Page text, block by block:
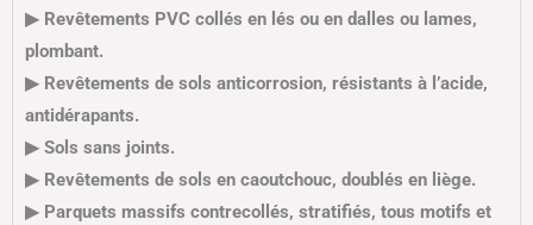
▶ Revêtements PVC collés en lés ou en dalles ou lames,
plombant.
▶ Revêtements de sols anticorrosion, résistants à l’acide,
antidérapants.
▶ Sols sans joints.
▶ Revêtements de sols en caoutchouc, doublés en liège.
▶ Parquets massifs contrecollés, stratifiés, tous motifs et